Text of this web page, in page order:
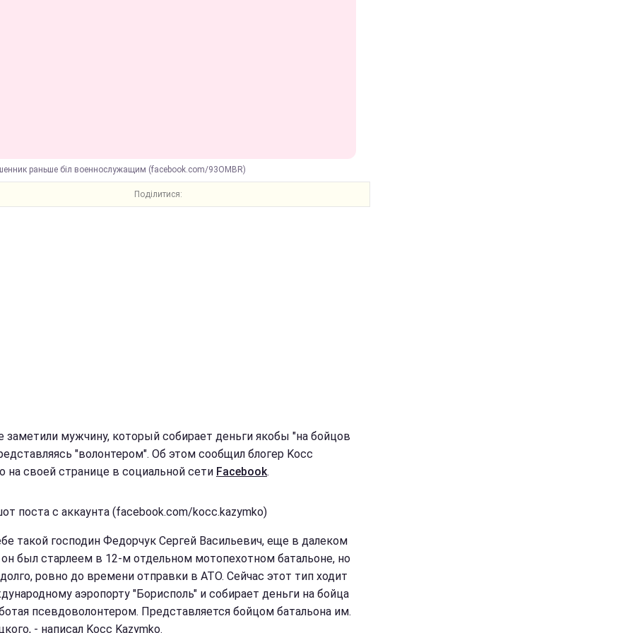
раньше біл военнослужащим (facebook.com/93OMBR)
Поділитися:
заметили мужчину, который собирает деньги якобы "на бойцов
"волонтером". Об этом сообщил блогер Kocc
на своей странице в социальной сети Facebook.
поста с аккаунта (facebook.com/kocc.kazymko)
такой господин Федорчук Сергей Васильевич, еще в далеком
был старлеем в 12-м отдельном мотопехотном батальоне, но
ровно до времени отправки в АТО. Сейчас этот тип ходит
аэропорту "Борисполь" и собирает деньги на бойца
псевдоволонтером. Представляется бойцом батальона им.
- написал Kocc Kazymko.